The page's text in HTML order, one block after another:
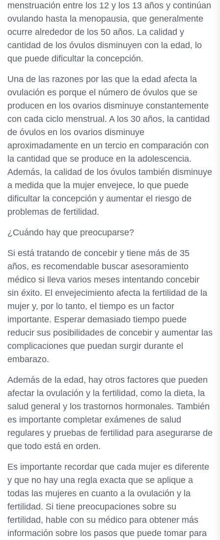
menstruación entre los 12 y los 13 años y continúan
ovulando hasta la menopausia, que generalmente
ocurre alrededor de los 50 años. La calidad y
cantidad de los óvulos disminuyen con la edad, lo
que puede dificultar la concepción.
Una de las razones por las que la edad afecta la
ovulación es porque el número de óvulos que se
producen en los ovarios disminuye constantemente
con cada ciclo menstrual. A los 30 años, la cantidad
de óvulos en los ovarios disminuye
aproximadamente en un tercio en comparación con
la cantidad que se produce en la adolescencia.
Además, la calidad de los óvulos también disminuye
a medida que la mujer envejece, lo que puede
dificultar la concepción y aumentar el riesgo de
problemas de fertilidad.
¿Cuándo hay que preocuparse?
Si está tratando de concebir y tiene más de 35
años, es recomendable buscar asesoramiento
médico si lleva varios meses intentando concebir
sin éxito. El envejecimiento afecta la fertilidad de la
mujer y, por lo tanto, el tiempo es un factor
importante. Esperar demasiado tiempo puede
reducir sus posibilidades de concebir y aumentar las
complicaciones que puedan surgir durante el
embarazo.
Además de la edad, hay otros factores que pueden
afectar la ovulación y la fertilidad, como la dieta, la
salud general y los trastornos hormonales. También
es importante completar exámenes de salud
regulares y pruebas de fertilidad para asegurarse de
que todo está en orden.
Es importante recordar que cada mujer es diferente
y que no hay una regla exacta que se aplique a
todas las mujeres en cuanto a la ovulación y la
fertilidad. Si tiene preocupaciones sobre su
fertilidad, hable con su médico para obtener más
información sobre los pasos que puede tomar para